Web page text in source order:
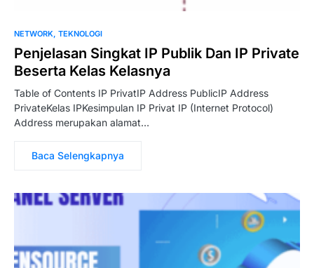
NETWORK TEKNOLOGI
Penjelasan Singkat IP Publik Dan IP Private
Beserta Kelas Kelasnya
Table of Contents IP PrivatIP Address PublicIP Address
PrivateKelas IPKesimpulan IP Privat IP (Internet Protocol)
Address merupakan alamat…
Baca Selengkapnya